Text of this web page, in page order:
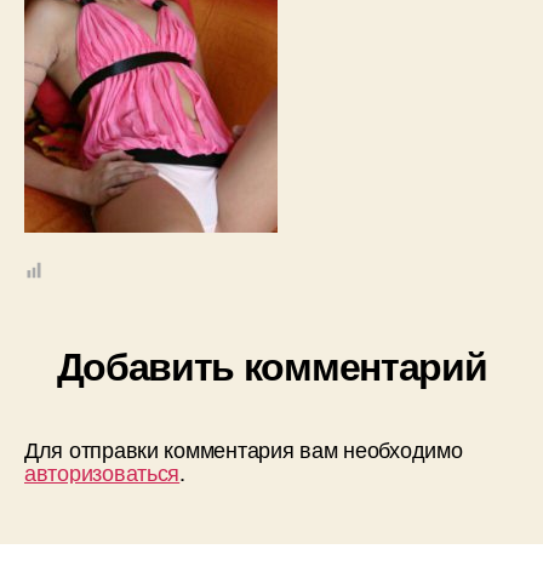
Добавить комментарий
Для отправки комментария вам необходимо
авторизоваться.